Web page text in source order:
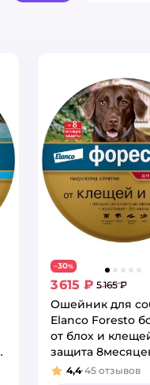
−30%
3 615 ₽ 5 165 ₽
Ошейник для
Elanco Foresto
от блох и
защита
65494
Рейтинг:
4,4 45 отзывов